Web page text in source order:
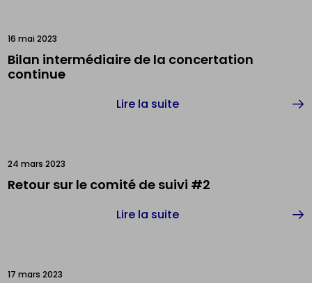
16 mai 2023
Bilan intermédiaire de la concertation
continue
Lire la suite
24 mars 2023
Retour sur le comité de suivi #2
Lire la suite
17 mars 2023